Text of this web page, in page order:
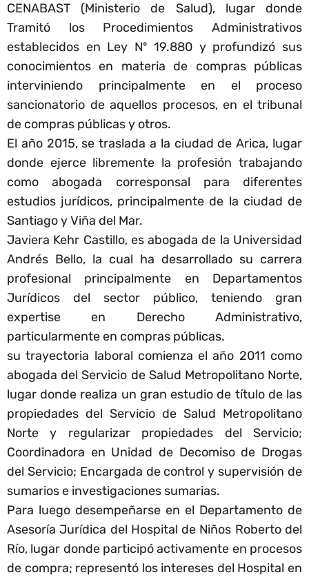
CENABAST (Ministerio de Salud), lugar donde
Tramitó los Procedimientos Administrativos
establecidos en Ley Nº 19.880 y profundizó sus
conocimientos en materia de compras públicas
interviniendo principalmente en el proceso
sancionatorio de aquellos procesos, en el tribunal
de compras públicas y otros.
El año 2015, se traslada a la ciudad de Arica, lugar
donde ejerce libremente la profesión trabajando
como abogada corresponsal para diferentes
estudios jurídicos, principalmente de la ciudad de
Santiago y Viña del Mar.
Javiera Kehr Castillo, es abogada de la Universidad
Andrés Bello, la cual ha desarrollado su carrera
profesional principalmente en Departamentos
Jurídicos del sector público, teniendo gran
expertise en Derecho Administrativo,
particularmente en compras públicas.
su trayectoria laboral comienza el año 2011 como
abogada del Servicio de Salud Metropolitano Norte,
lugar donde realiza un gran estudio de título de las
propiedades del Servicio de Salud Metropolitano
Norte y regularizar propiedades del Servicio;
Coordinadora en Unidad de Decomiso de Drogas
del Servicio; Encargada de control y supervisión de
sumarios e investigaciones sumarias.
Para luego desempeñarse en el Departamento de
Asesoría Jurídica del Hospital de Niños Roberto del
Río, lugar donde participó activamente en procesos
de compra; representó los intereses del Hospital en